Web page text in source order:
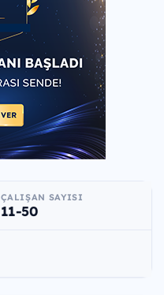
ÇALIŞAN SAYISI
11-50